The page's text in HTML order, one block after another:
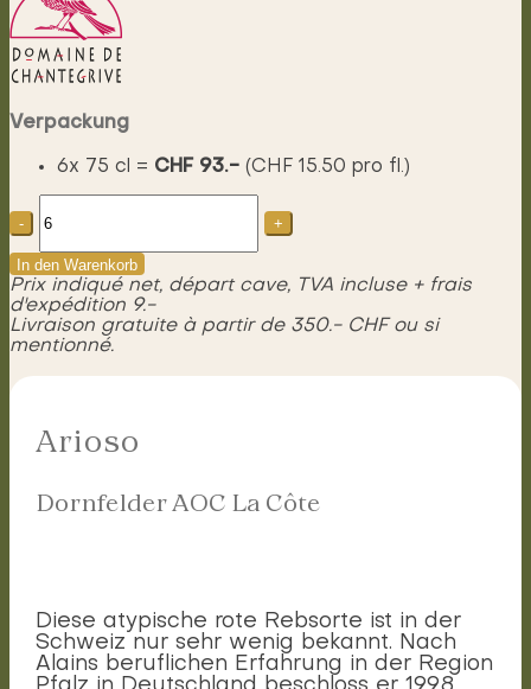
Verpackung
6x 75 cl = CHF 93.- (CHF 15.50 pro fl.)
Dornfelder
La
Côte
Menge
In den Warenkorb
Prix indiqué net, départ cave, TVA incluse + frais
d'expédition 9.-
Livraison gratuite à partir de 350.- CHF ou si
mentionné.
Arioso
Dornfelder AOC La Côte
Diese atypische rote Rebsorte ist in der
Schweiz nur sehr wenig bekannt. Nach
Alains beruflichen Erfahrung in der Region